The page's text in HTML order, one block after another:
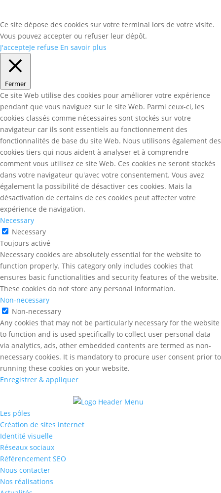
Ce site dépose des cookies sur votre terminal lors de votre visite.
Vous pouvez accepter ou refuser leur dépôt.
J'accepteJe refuse En savoir plus
Fermer
Ce site Web utilise des cookies pour améliorer votre expérience
pendant que vous naviguez sur le site Web. Parmi ceux-ci, les
cookies classés comme nécessaires sont stockés sur votre
navigateur car ils sont essentiels au fonctionnement des
fonctionnalités de base du site Web. Nous utilisons également des
cookies tiers qui nous aident à analyser et à comprendre
comment vous utilisez ce site Web. Ces cookies ne seront stockés
dans votre navigateur qu'avec votre consentement. Vous avez
également la possibilité de désactiver ces cookies. Mais la
désactivation de certains de ces cookies peut affecter votre
expérience de navigation.
Necessary
Necessary
Toujours activé
Necessary cookies are absolutely essential for the website to
function properly. This category only includes cookies that
ensures basic functionalities and security features of the website.
These cookies do not store any personal information.
Non-necessary
Non-necessary
Any cookies that may not be particularly necessary for the website
to function and is used specifically to collect user personal data
via analytics, ads, other embedded contents are termed as non-
necessary cookies. It is mandatory to procure user consent prior to
running these cookies on your website.
Enregistrer & appliquer
Les pôles
Création de sites internet
Identité visuelle
Réseaux sociaux
Référencement SEO
Nous contacter
Nos réalisations